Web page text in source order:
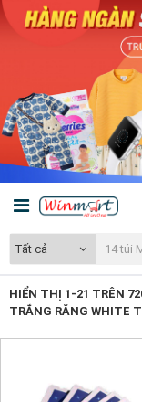
Tất cả
HIỂN THỊ 1-21 TRÊN
TRẮNG RĂNG WHITE